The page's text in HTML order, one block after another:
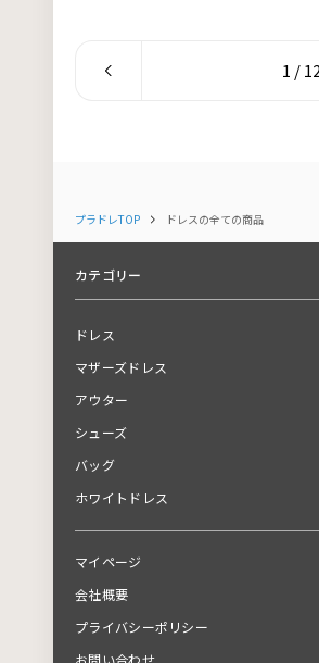
プラドレTOP ドレスの全ての商品
カテゴリー
ドレス
マザーズドレス
アウター
シューズ
バッグ
ホワイトドレス
マイページ
会社概要
プライバシーポリシー
お問い合わせ